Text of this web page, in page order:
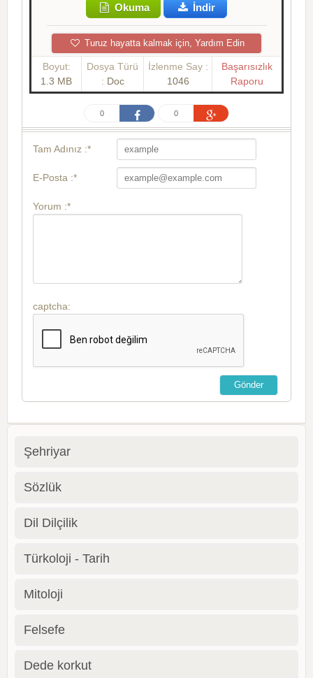
Okuma İndir
Turuz hayatta kalmak için, Yardım Edin
Boyut:
1.3 MB
Dosya Türü
: Doc
İzlenme Say :
1046
Başarısızlık
Raporu
0 0
Tam Adınız :*
E-Posta :*
Yorum :*
captcha:
Şehriyar
Sözlük
Dil Dilçilik
Türkoloji - Tarih
Mitoloji
Felsefe
Dede korkut